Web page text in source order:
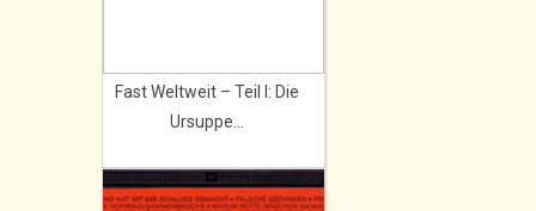
Fast Weltweit – Teil I: Die
Ursuppe...